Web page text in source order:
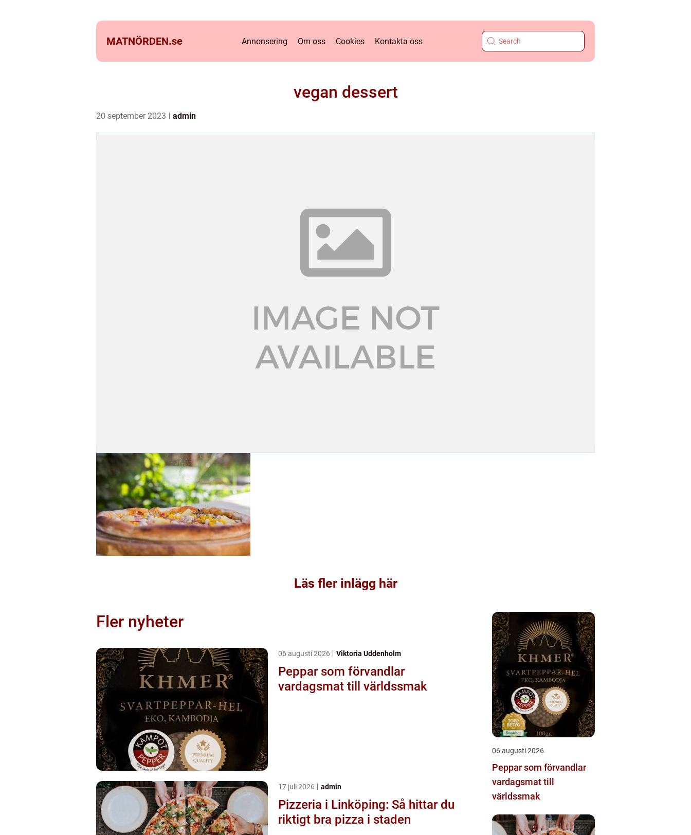
MATNÖRDEN.se Annonsering Om oss Cookies Kontakta oss
vegan dessert
20 september 2023 admin
Läs fler inlägg här
Fler nyheter
06 augusti 2026 Viktoria Uddenholm
Peppar som förvandlar
vardagsmat till världssmak
17 juli 2026 admin
Pizzeria i Linköping: Så hittar du
riktigt bra pizza i staden
06 augusti 2026
Peppar som förvandlar
vardagsmat till
världssmak